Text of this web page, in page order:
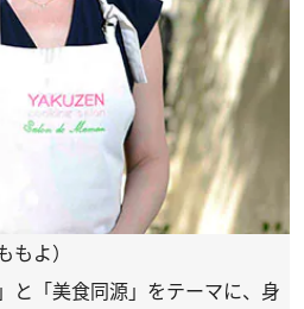
よ）
と「美食同源」をテーマに、身